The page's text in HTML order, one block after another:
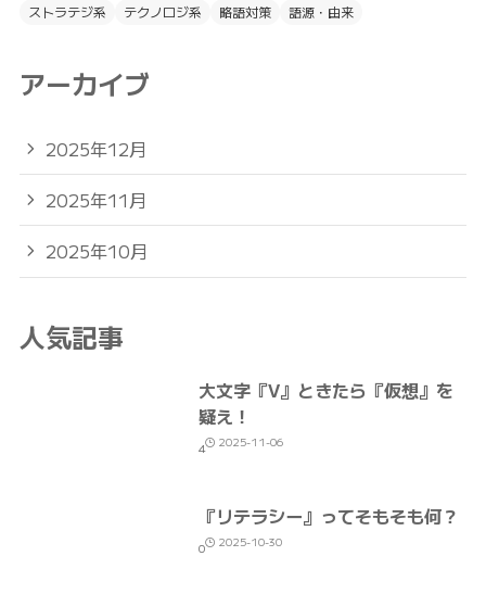
ストラテジ系 テクノロジ系 略語対策 語源・由来
アーカイブ
2025年12月
2025年11月
2025年10月
人気記事
大文字『V』ときたら『仮想』を
疑え！
4 2025-11-06
『リテラシー』ってそもそも何？
0 2025-10-30